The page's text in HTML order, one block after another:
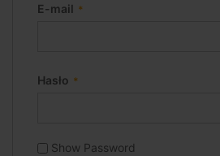
E-mail
Hasło
Show Password